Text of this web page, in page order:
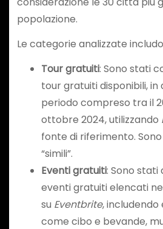
popolazione.
Le categorie analizzate
Tour gratuiti: Sono stati
tour gratuiti disponibili, in
periodo compreso tra il
ottobre 2024, utilizzando
fonte di riferimento.
“simili”.
Eventi gratuiti: Sono stati
eventi gratuiti elencati
su Eventbrite,
come cibo e bevande,